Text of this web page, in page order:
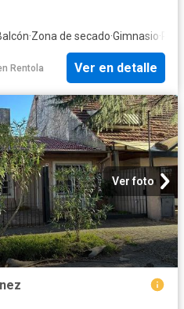
·Zona de secado·Gimnasio·
Rentola Ver en detalle
Ver foto